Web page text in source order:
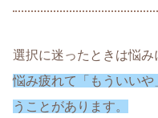
選択に迷ったときは悩み
悩み疲れて「もういい
うことがあります。